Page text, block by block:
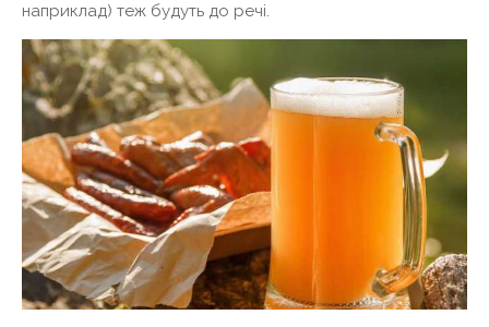
наприклад) теж будуть до речі.